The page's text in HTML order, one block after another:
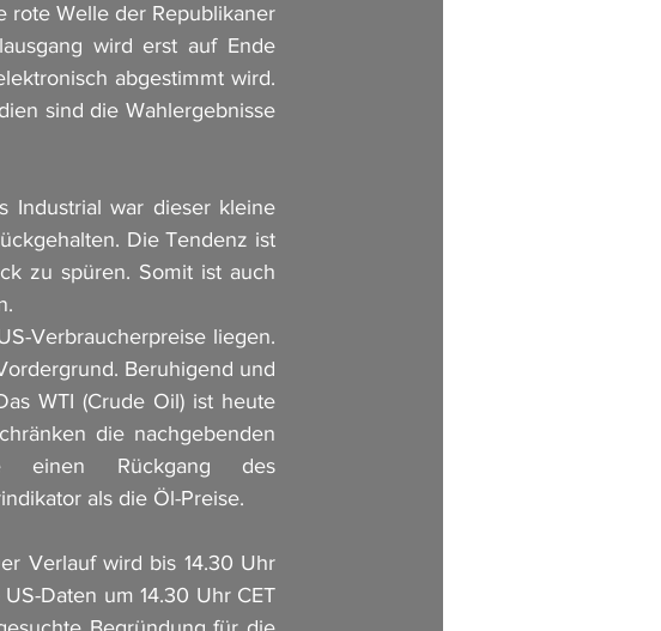
rote Welle der Republikaner
wird erst auf Ende
abgestimmt wird.
sind die Wahlergebnisse
Industrial war dieser kleine
Die Tendenz ist
zu spüren. Somit ist auch
Verbraucherpreise liegen.
Beruhigend und
WTI (Crude Oil) ist heute
die nachgebenden
einen Rückgang des
als die Öl-Preise.
Verlauf wird bis 14.30 Uhr
Daten um 14.30 Uhr CET